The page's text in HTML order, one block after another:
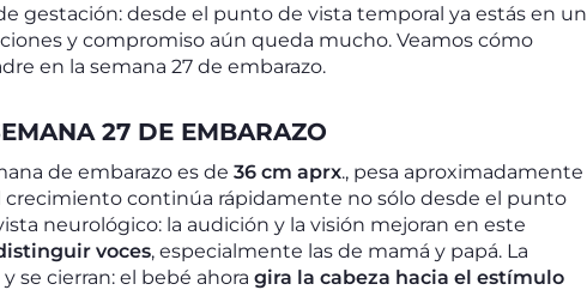
gestación: desde el punto de vista temporal ya estás en un
y compromiso aún queda mucho. Veamos cómo
en la semana 27 de embarazo.
27 DE EMBARAZO
de embarazo es de 36 cm aprx., pesa aproximadamente
crecimiento continúa rápidamente no sólo desde el punto
neurológico: la audición y la visión mejoran en este
voces, especialmente las de mamá y papá. La
se cierran: el bebé ahora gira la cabeza hacia el estímulo